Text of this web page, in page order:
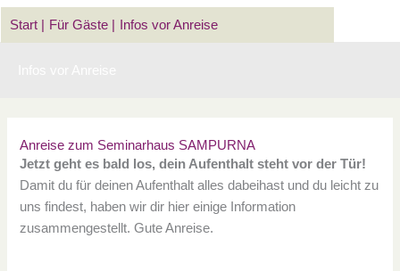
Start Für Gäste Infos vor Anreise
Anreise zum Seminarhaus SAMPURNA
Jetzt geht es bald los, dein Aufenthalt steht vor der Tür!
Damit du für deinen Aufenthalt alles dabeihast und du leicht zu
uns findest, haben wir dir hier einige Information
zusammengestellt. Gute Anreise.